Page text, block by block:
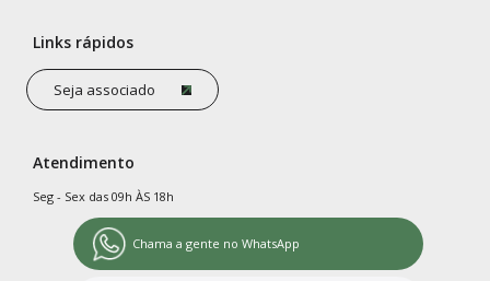
Links rápidos
Seja associado
Atendimento
Seg - Sex das 09h ÀS 18h
Chama a gente no WhatsApp